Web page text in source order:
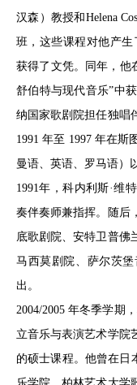
汉森）教授和Helena
班，这些课程对他产生
获得了文凭。同年，他
舒伯特与现代音乐”中
纳国家歌剧院担任独唱
1991 年至 1997 年在
曼语、英语、罗马语）
1991年，科内利斯·维
奏伴奏师兼指挥。随后
底歌剧院、安特卫普佛
马西莫剧院、萨尔茨
出。
2004/2005 年冬季学期
立音乐与表演艺术学院
的硕士课程。他曾在日